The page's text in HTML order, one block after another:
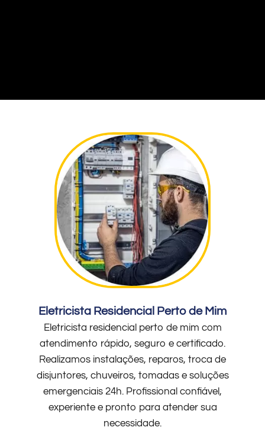
Eletricista Residencial Perto de Mim
Eletricista residencial perto de mim com
atendimento rápido, seguro e certificado.
Realizamos instalações, reparos, troca de
disjuntores, chuveiros, tomadas e soluções
emergenciais 24h. Profissional confiável,
experiente e pronto para atender sua
necessidade.